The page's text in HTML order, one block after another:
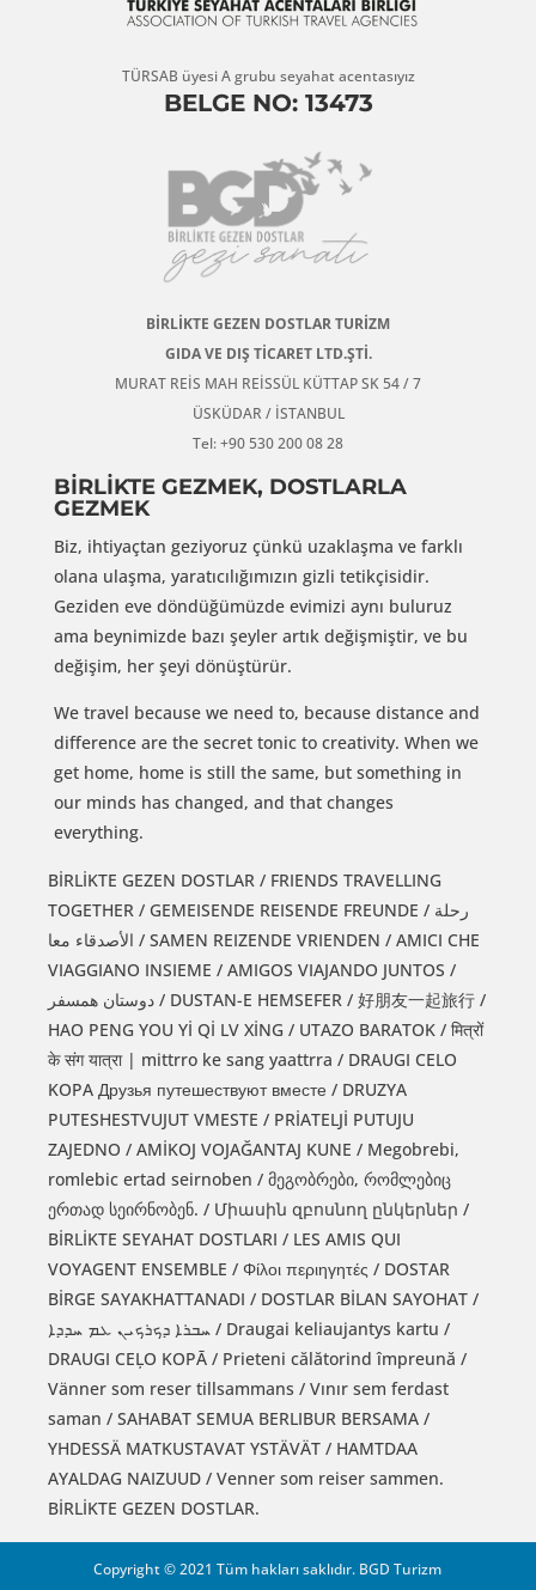
TÜRSAB üyesi A grubu seyahat acentasıyız
BELGE NO: 13473
BİRLİKTE GEZEN DOSTLAR TURİZM
GIDA VE DIŞ TİCARET LTD.ŞTİ.
MURAT REİS MAH REİSSÜL KÜTTAP SK 54 / 7
ÜSKÜDAR / İSTANBUL
Tel: +90 530 200 08 28
BİRLİKTE GEZMEK, DOSTLARLA
GEZMEK
Biz, ihtiyaçtan geziyoruz çünkü uzaklaşma ve farklı
olana ulaşma, yaratıcılığımızın gizli tetikçisidir.
Geziden eve döndüğümüzde evimizi aynı buluruz
ama beynimizde bazı şeyler artık değişmiştir, ve bu
değişim, her şeyi dönüştürür.
We travel because we need to, because distance and
difference are the secret tonic to creativity. When we
get home, home is still the same, but something in
our minds has changed, and that changes
everything.
BİRLİKTE GEZEN DOSTLAR / FRIENDS TRAVELLING
TOGETHER / GEMEISENDE REISENDE FREUNDE / رحلة
الأصدقاء معا / SAMEN REIZENDE VRIENDEN / AMICI CHE
VIAGGIANO INSIEME / AMIGOS VIAJANDO JUNTOS /
دوستان همسفر / DUSTAN-E HEMSEFER / 好朋友一起旅行 /
HAO PENG YOU Yİ Qİ LV XİNG / UTAZO BARATOK / मित्रों
के संग यात्रा | mittrro ke sang yaattrra / DRAUGI CELO
KOPA Друзья путешествуют вместе / DRUZYA
PUTESHESTVUJUT VMESTE / PRİATELJİ PUTUJU
ZAJEDNO / AMİKOJ VOJAĞANTAJ KUNE / Megobrebi,
romlebic ertad seirnoben / მეგობრები, რომლებიც
ერთად სეირნობენ. / Միասին զբոսնող ընկերներ /
BİRLİKTE SEYAHAT DOSTLARI / LES AMIS QUI
VOYAGENT ENSEMBLE / Φίλοι περιηγητές / DOSTAR
BİRGE SAYAKHATTANADI / DOSTLAR BİLAN SAYOHAT /
ܚܒܪܐ ܕܟܪܟܝܢ ܥܡ ܚܕܕܐ / Draugai keliaujantys kartu /
DRAUGI CEĻO KOPĀ / Prieteni călătorind împreună /
Vänner som reser tillsammans / Vınır sem ferdast
saman / SAHABAT SEMUA BERLIBUR BERSAMA /
YHDESSÄ MATKUSTAVAT YSTÄVÄT / HAMTDAA
AYALDAG NAIZUUD / Venner som reiser sammen.
BİRLİKTE GEZEN DOSTLAR.
Copyright © 2021 Tüm hakları saklıdır. BGD Turizm